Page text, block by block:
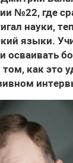
№22, где
науки,
языки.
осваивать
как это